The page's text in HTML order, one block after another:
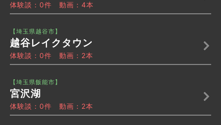
体験談：0件 動画：4本
【埼玉県越谷市】
越谷レイクタウン
体験談：0件 動画：2本
【埼玉県飯能市】
宮沢湖
体験談：0件 動画：2本